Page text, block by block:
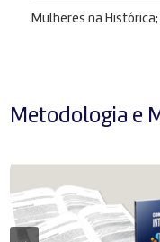
Mulheres na
Metodologia e